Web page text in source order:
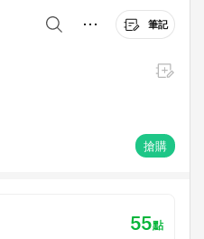
筆記
搶購
55點